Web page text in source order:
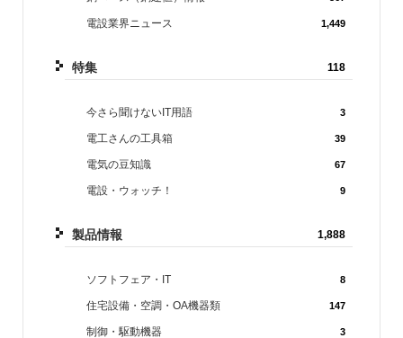
電設業界ニュース 1,449
特集 118
今さら聞けないIT用語 3
電工さんの工具箱 39
電気の豆知識 67
電設・ウォッチ！ 9
製品情報 1,888
ソフトフェア・IT 8
住宅設備・空調・OA機器類 147
制御・駆動機器 3